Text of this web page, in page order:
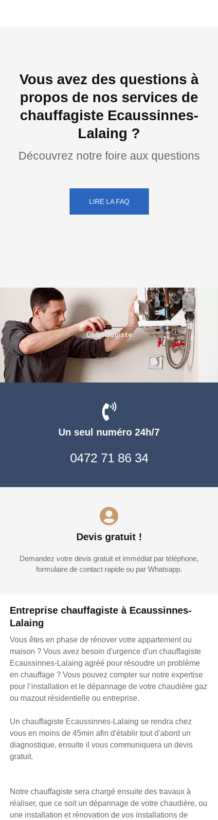
Vous avez des questions à
propos de nos services de
chauffagiste Ecaussinnes-
Lalaing ?
Découvrez notre foire aux questions
LIRE LA FAQ
Entreprise chauffagiste à Ecaussinnes-
Lalaing
Vous êtes en phase de rénover votre appartement ou
maison ? Vous avez besoin d'urgence d'un chauffagiste
Ecaussinnes-Lalaing agréé pour résoudre un problème
en chauffage ? Vous pouvez compter sur notre expertise
pour l’installation et le dépannage de votre chaudière gaz
ou mazout résidentielle ou entreprise.
Un chauffagiste Ecaussinnes-Lalaing se rendra chez
vous en moins de 45min afin d'établir tout d'abord un
diagnostique, ensuite il vous communiquera un devis
gratuit.
Notre chauffagiste sera chargé ensuite des travaux à
réaliser, que ce soit un dépannage de votre chaudière, ou
une installation et rénovation de vos installations de
Un seul numéro 24h/7
0472 71 86 34
Devis gratuit !
Demandez votre devis gratuit et immédiat par téléphone,
formulaire de contact rapide ou par Whatsapp.
Chauffagiste